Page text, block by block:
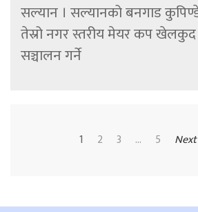
सल्यान । सल्यानको बनगाड
तेस्रो नगर स्तरीय मेयर कप खेलकुद
सञ्चालन गर्ने
1 2 3 ... 5